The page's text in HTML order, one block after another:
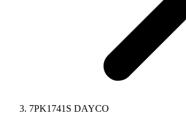
7PK1741S DAYCO